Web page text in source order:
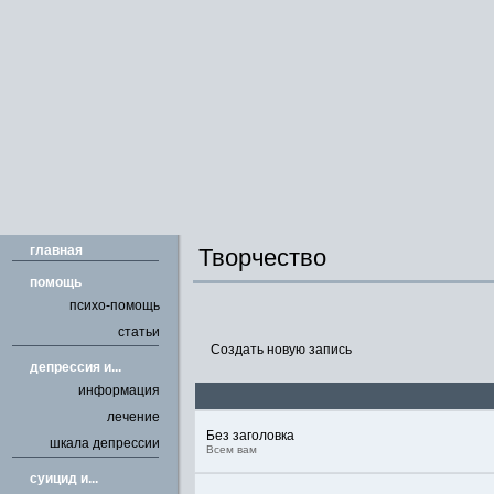
главная
помощь
психо-помощь
статьи
депрессия и...
информация
лечение
шкала депрессии
cуицид и...
Творчество
Создать новую запись
Без заголовка
Всем вам